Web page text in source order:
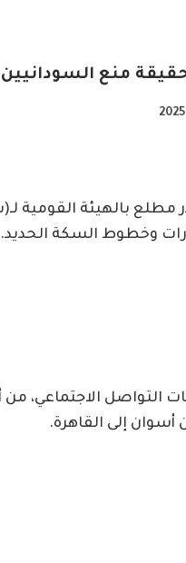
منع السودانيين
بالهيئة القومية
وخطوط السكة الحديد.
التواصل الاجتماعي،
إلى القاهرة.